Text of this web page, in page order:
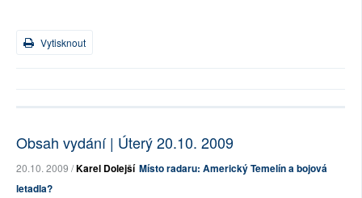
Vytisknout
Obsah vydání | Úterý 20.10. 2009
20.10. 2009 /Karel Dolejší Místo radaru: Americký Temelín a bojová
letadla?